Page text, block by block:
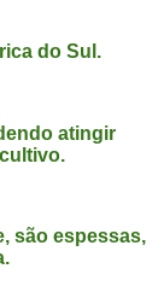
do Sul.
atingir
são espessas,